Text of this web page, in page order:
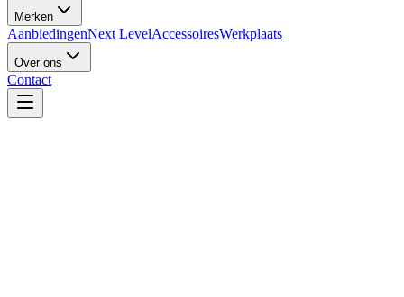
Merken
AanbiedingenNext LevelAccessoiresWerkplaats
Over ons
Contact